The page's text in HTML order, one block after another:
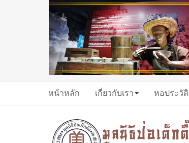
หน้าหลัก เกี่ยวกับเรา หอประวัติ